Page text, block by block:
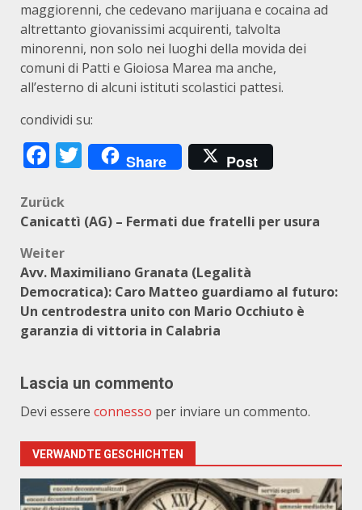
maggiorenni, che cedevano marijuana e cocaina ad
altrettanto giovanissimi acquirenti, talvolta
minorenni, non solo nei luoghi della movida dei
comuni di Patti e Gioiosa Marea ma anche,
all’esterno di alcuni istituti scolastici pattesi.
condividi su:
Facebook
Twitter
Share Post
Beitragsnavigation
Zurück
Canicattì (AG) – Fermati due fratelli per usura
Weiter
Avv. Maximiliano Granata (Legalità
Democratica): Caro Matteo guardiamo al futuro:
Un centrodestra unito con Mario Occhiuto è
garanzia di vittoria in Calabria
Lascia un commento
Devi essere connesso per inviare un commento.
VERWANDTE GESCHICHTEN